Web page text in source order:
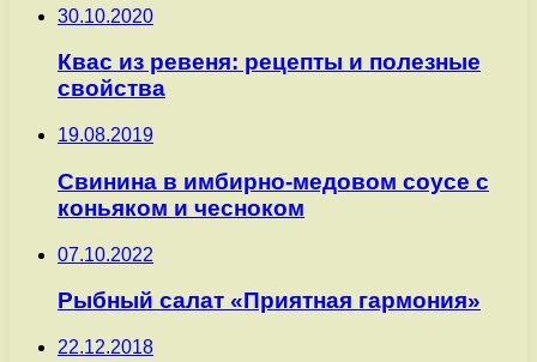
30.10.2020
Квас из ревеня: рецепты и полезные
свойства
19.08.2019
Свинина в имбирно-медовом соусе с
коньяком и чесноком
07.10.2022
Рыбный салат «Приятная гармония»
22.12.2018